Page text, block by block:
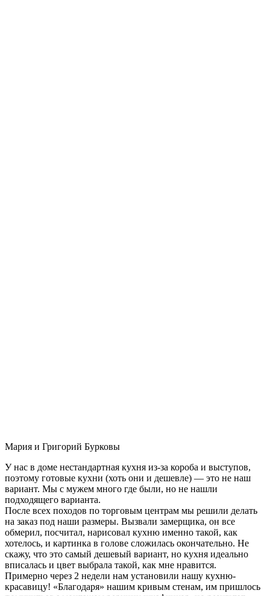
Мария и Григорий Бурковы
У нас в доме нестандартная кухня из-за короба и выступов,
поэтому готовые кухни (хоть они и дешевле) — это не наш
вариант. Мы с мужем много где были, но не нашли
подходящего варианта.
После всех походов по торговым центрам мы решили делать
на заказ под наши размеры. Вызвали замерщика, он все
обмерил, посчитал, нарисовал кухню именно такой, как
хотелось, и картинка в голове сложилась окончательно. Не
скажу, что это самый дешевый вариант, но кухня идеально
вписалась и цвет выбрала такой, как мне нравится.
Примерно через 2 недели нам установили нашу кухню-
красавицу! «Благодаря» нашим кривым стенам, им пришлось